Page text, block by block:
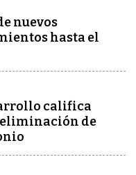
nuevos
hasta el
califica
eliminación de